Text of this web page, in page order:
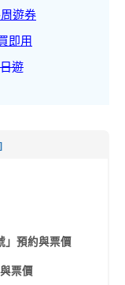
遊券
即用
遊
預約與票價
票價